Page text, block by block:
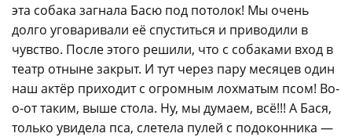
эта собака загнала Басю под потолок! Мы очень
долго уговаривали её спуститься и приводили в
чувство. После этого решили, что с собаками вход в
театр отныне закрыт. И тут через пару месяцев один
наш актёр приходит с огромным лохматым псом! Во-
о-от таким, выше стола. Ну, мы думаем, всё!!! А Бася,
только увидела пса, слетела пулей с подоконника —